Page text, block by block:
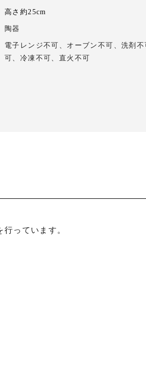
高さ約25cm
陶器
電子レンジ不可、オーブン不可、洗剤
可、冷凍不可、直火不可